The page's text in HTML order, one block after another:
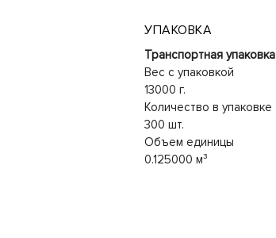
УПАКОВКА
Транспортная упаковка
Вес с упаковкой
13000 г.
Количество в упаковке
300 шт.
Объем единицы
0.125000 м³